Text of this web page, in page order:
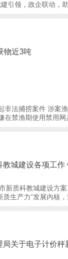
引领，政企联动，
物近3吨
捕捞案件 涉案渔获物近3
在禁渔期使用禁用网
城建设各项工作
新质科教城建设方
生产力”发展内核
局关于电子计价秤